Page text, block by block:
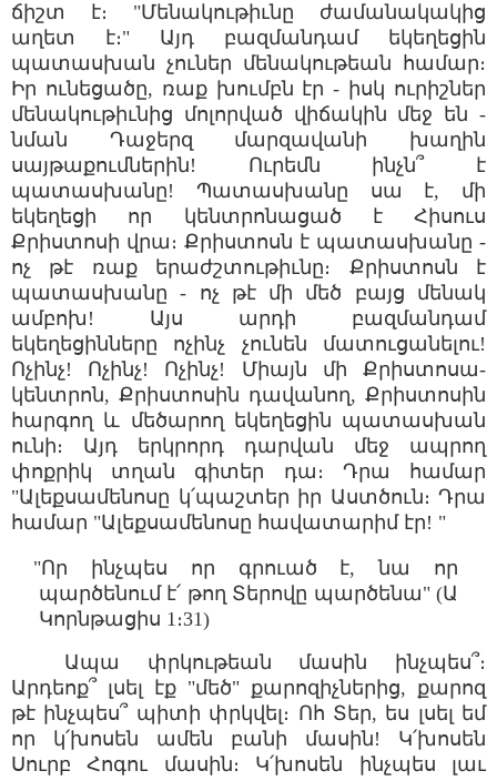
ճիշտ է։ "Մենակութիւնը ժամանակակից
աղետ է։" Այդ բազմանդամ եկեղեցին
պատասխան չուներ մենակութեան համար։
Իր ունեցածը, ռաք խումբն էր - իսկ ուրիշներ
մենակութիւնից մոլորված վիճակին մեջ են -
նման Դաջերզ մարզավանի խաղին
սայթաքումներին! Ուրեմն ինչն՞ է
պատասխանը! Պատասխանը սա է, մի
եկեղեցի որ կենտրոնացած է Հիսուս
Քրիստոսի վրա։ Քրիստոսն է պատասխանը -
ոչ թէ ռաք երաժշտութիւնը։ Քրիստոսն է
պատասխանը - ոչ թէ մի մեծ բայց մենակ
ամբոխ! Այս արդի բազմանդամ
եկեղեցինները ոչինչ չունեն մատուցանելու!
Ոչինչ! Ոչինչ! Ոչինչ! Միայն մի Քրիստոսա-
կենտրոն, Քրիստոսին դավանող, Քրիստոսին
հարգող և մեծարող եկեղեցին պատասխան
ունի։ Այդ երկրորդ դարվան մեջ ապրող
փոքրիկ տղան գիտեր դա։ Դրա համար
"Ալեքսամենոսը կ՛պաշտեր իր Աստծուն։ Դրա
համար "Ալեքսամենոսը հավատարիմ էր! "
"Որ ինչպես որ գրուած է, նա որ
պարծենում է՛ թող Տերովը պարծենա" (Ա
Կորնթացիս 1։31)
Ապա փրկութեան մասին ինչպես՞։
Արդեոք՞ լսել էք "մեծ" քարոզիչներից, քարոզ
թէ ինչպես՞ պիտի փրկվել։ Ոհ Տեր, ես լսել եմ
որ կ՛խոսեն ամեն բանի մասին! Կ՛խոսեն
Սուրբ Հոգու մասին։ Կ՛խոսեն ինչպես լաւ